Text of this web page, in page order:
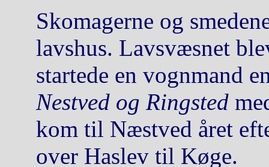
Skomagerne og
lavshus. Lavsvæsnet
startede en vognmand
Nestved og Ringsted
kom til Næstved året
over Haslev til Køge.